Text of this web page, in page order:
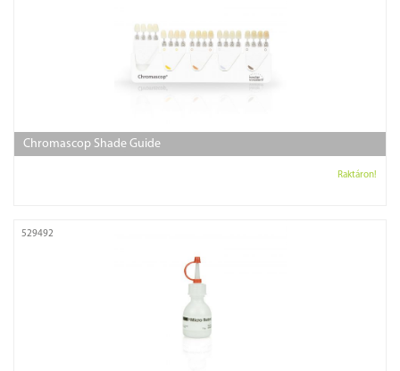
Chromascop Shade Guide
Raktáron!
529492